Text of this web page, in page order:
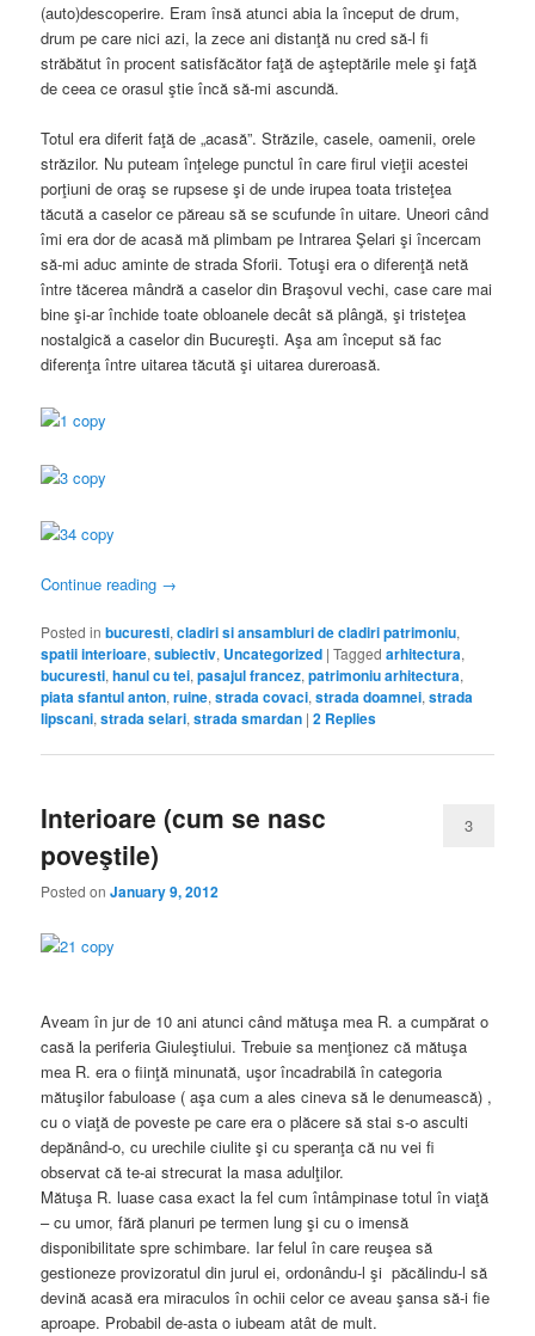
(auto)descoperire. Eram însă atunci abia la început de drum,
drum pe care nici azi, la zece ani distanţă nu cred să-l fi
străbătut în procent satisfăcător faţă de aşteptările mele şi faţă
de ceea ce orasul ştie încă să-mi ascundă.
Totul era diferit faţă de „acasă”. Străzile, casele, oamenii, orele
străzilor. Nu puteam înţelege punctul în care firul vieţii acestei
porţiuni de oraş se rupsese şi de unde irupea toata tristeţea
tăcută a caselor ce păreau să se scufunde în uitare. Uneori când
îmi era dor de acasă mă plimbam pe Intrarea Şelari şi încercam
să-mi aduc aminte de strada Sforii. Totuşi era o diferenţă netă
între tăcerea mândră a caselor din Braşovul vechi, case care mai
bine şi-ar închide toate obloanele decât să plângă, şi tristeţea
nostalgică a caselor din Bucureşti. Aşa am început să fac
diferenţa între uitarea tăcută şi uitarea dureroasă.
Continue reading →
Posted in bucuresti,cladiri si ansambluri de cladiri patrimoniu,
spatii interioare,subiectiv, Uncategorized |Tagged arhitectura,
bucuresti,hanul cu tei,pasajul francez,patrimoniu arhitectura,
piata sfantul anton,ruine,strada covaci,strada doamnei,strada
lipscani,strada selari,strada smardan |2 Replies
Interioare (cum se nasc
poveştile)
Posted onJanuary 9, 2012
3
Aveam în jur de 10 ani atunci când mătuşa mea R. a cumpărat o
casă la periferia Giuleştiului. Trebuie sa menţionez că mătuşa
mea R. era o fiinţă minunată, uşor încadrabilă în categoria
mătuşilor fabuloase ( aşa cum a ales cineva să le denumească) ,
cu o viaţă de poveste pe care era o plăcere să stai s-o asculti
depănând-o, cu urechile ciulite şi cu speranţa că nu vei fi
observat că te-ai strecurat la masa adulţilor.
Mătuşa R. luase casa exact la fel cum întâmpinase totul în viaţă
– cu umor, fără planuri pe termen lung şi cu o imensă
disponibilitate spre schimbare. Iar felul în care reuşea să
gestioneze provizoratul din jurul ei, ordonându-l şi păcălindu-l să
devină acasă era miraculos în ochii celor ce aveau şansa să-i fie
aproape. Probabil de-asta o iubeam atât de mult.